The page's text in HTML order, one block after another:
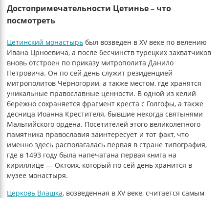
Достопримечательности Цетинье – что
посмотреть
Цетинский монастырь был возведен в XV веке по велению
Ивана Црноевича, а после бесчинств турецких захватчиков
вновь отстроен по приказу митрополита Данило
Петровича. Он по сей день служит резиденцией
митрополитов Черногории, а также местом, где хранятся
уникальные православные ценности. В одной из келий
бережно сохраняется фрагмент креста с Голгофы, а также
десница Иоанна Крестителя, бывшие некогда святынями
Мальтийского ордена. Посетителей этого великолепного
памятника православия заинтересует и тот факт, что
именно здесь располагалась первая в стране типография,
где в 1493 году была напечатана первая книга на
кириллице — Октоих, который по сей день хранится в
музее монастыря.
Церковь Влашка, возведенная в XV веке, считается самым